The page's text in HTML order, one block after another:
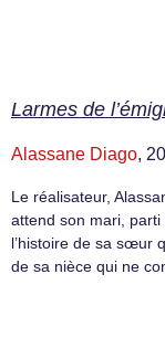
Larmes de
Alassane Diago,
Le réalisateur,
attend son mari,
l’histoire de sa sœur
de sa nièce qui ne